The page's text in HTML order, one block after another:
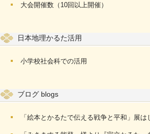
大会開催数（10回以上開催）
日本地理かるた活用
小学校社会科での活用
ブログ blogs
「絵本とかるたで伝える戦争と平和」展は